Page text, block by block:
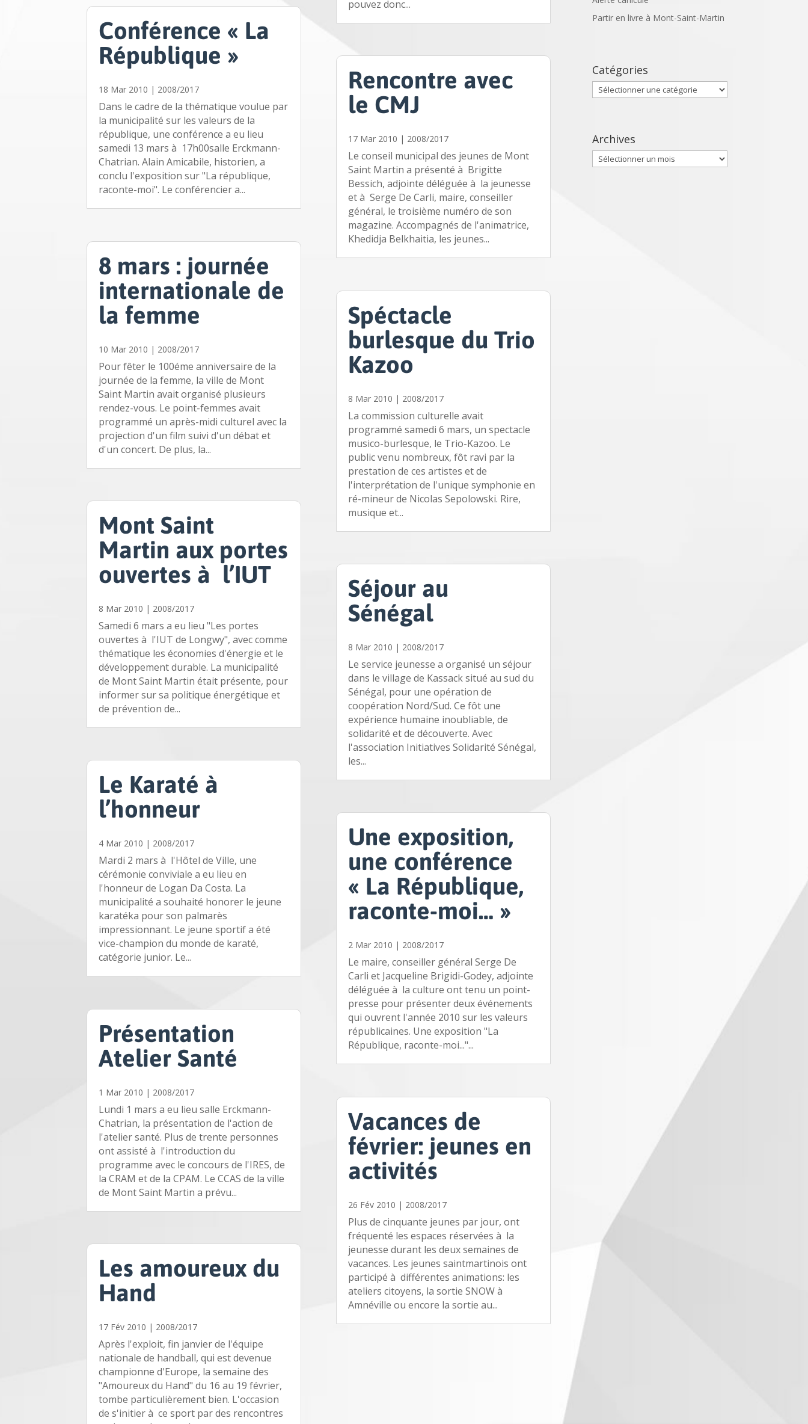
Conférence « La
République »
18 Mar 2010 | 2008/2017
Dans le cadre de la thématique voulue par
la municipalité sur les valeurs de la
république, une conférence a eu lieu
samedi 13 mars à 17h00salle Erckmann-
Chatrian. Alain Amicabile, historien, a
conclu l'exposition sur "La république,
raconte-moi". Le conférencier a...
8 mars : journée
internationale de
la femme
10 Mar 2010 | 2008/2017
Pour fêter le 100éme anniversaire de la
journée de la femme, la ville de Mont
Saint Martin avait organisé plusieurs
rendez-vous. Le point-femmes avait
programmé un après-midi culturel avec la
projection d'un film suivi d'un débat et
d'un concert. De plus, la...
Mont Saint
Martin aux portes
ouvertes à l’IUT
8 Mar 2010 | 2008/2017
Samedi 6 mars a eu lieu "Les portes
ouvertes à l'IUT de Longwy", avec comme
thématique les économies d'énergie et le
développement durable. La municipalité
de Mont Saint Martin était présente, pour
informer sur sa politique énergétique et
de prévention de...
Le Karaté à
l’honneur
4 Mar 2010 | 2008/2017
Mardi 2 mars à l'Hôtel de Ville, une
cérémonie conviviale a eu lieu en
l'honneur de Logan Da Costa. La
municipalité a souhaité honorer le jeune
karatéka pour son palmarès
impressionnant. Le jeune sportif a été
vice-champion du monde de karaté,
catégorie junior. Le...
Présentation
Atelier Santé
1 Mar 2010 | 2008/2017
Lundi 1 mars a eu lieu salle Erckmann-
Chatrian, la présentation de l'action de
l'atelier santé. Plus de trente personnes
ont assisté à l'introduction du
programme avec le concours de l'IRES, de
la CRAM et de la CPAM. Le CCAS de la ville
de Mont Saint Martin a prévu...
Les amoureux du
Hand
17 Fév 2010 | 2008/2017
Après l'exploit, fin janvier de l'équipe
nationale de handball, qui est devenue
championne d'Europe, la semaine des
"Amoureux du Hand" du 16 au 19 février,
tombe particulièrement bien. L'occasion
de s'initier à ce sport par des rencontres
pouvez donc...
Rencontre avec
le CMJ
17 Mar 2010 | 2008/2017
Le conseil municipal des jeunes de Mont
Saint Martin a présenté à Brigitte
Bessich, adjointe déléguée à la jeunesse
et à Serge De Carli, maire, conseiller
général, le troisième numéro de son
magazine. Accompagnés de l'animatrice,
Khedidja Belkhaitia, les jeunes...
Spéctacle
burlesque du Trio
Kazoo
8 Mar 2010 | 2008/2017
La commission culturelle avait
programmé samedi 6 mars, un spectacle
musico-burlesque, le Trio-Kazoo. Le
public venu nombreux, fôt ravi par la
prestation de ces artistes et de
l'interprétation de l'unique symphonie en
ré-mineur de Nicolas Sepolowski. Rire,
musique et...
Séjour au
Sénégal
8 Mar 2010 | 2008/2017
Le service jeunesse a organisé un séjour
dans le village de Kassack situé au sud du
Sénégal, pour une opération de
coopération Nord/Sud. Ce fôt une
expérience humaine inoubliable, de
solidarité et de découverte. Avec
l'association Initiatives Solidarité Sénégal,
les...
Une exposition,
une conférence
« La République,
raconte-moi… »
2 Mar 2010 | 2008/2017
Le maire, conseiller général Serge De
Carli et Jacqueline Brigidi-Godey, adjointe
déléguée à la culture ont tenu un point-
presse pour présenter deux événements
qui ouvrent l'année 2010 sur les valeurs
républicaines. Une exposition "La
République, raconte-moi..."...
Vacances de
février: jeunes en
activités
26 Fév 2010 | 2008/2017
Plus de cinquante jeunes par jour, ont
fréquenté les espaces réservées à la
jeunesse durant les deux semaines de
vacances. Les jeunes saintmartinois ont
participé à différentes animations: les
ateliers citoyens, la sortie SNOW à
Amnéville ou encore la sortie au...
Partir en livre à Mont-Saint-Martin
Catégories
Catégories
Archives
Archives